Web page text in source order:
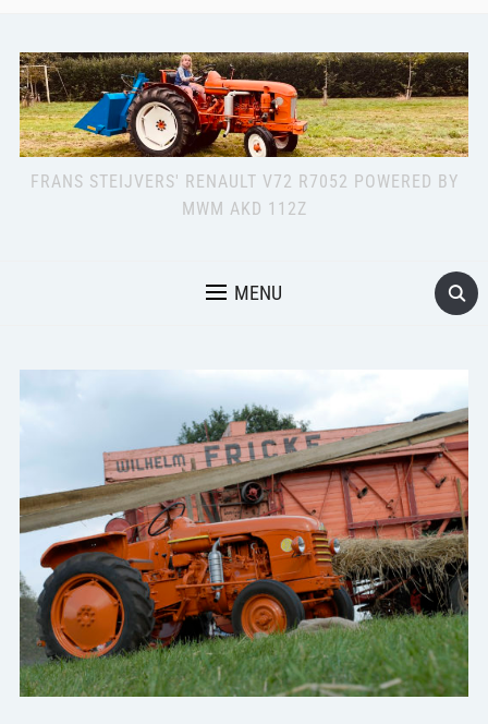
FRANS STEIJVERS' RENAULT V72 R7052 POWERED BY
MWM AKD 112Z
MENU